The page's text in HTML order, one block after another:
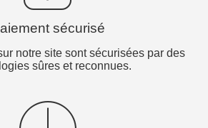
sécurisé
notre site sont sécurisées par des
sûres et reconnues.